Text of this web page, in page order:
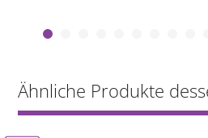
Ähnliche Produkte